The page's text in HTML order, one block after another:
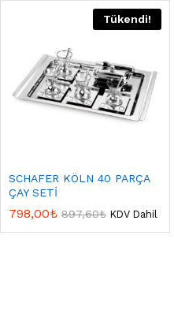
Tükendi!
SCHAFER KÖLN 40 PARÇA
ÇAY SETİ
798,00₺ 897,60₺ KDV Dahil